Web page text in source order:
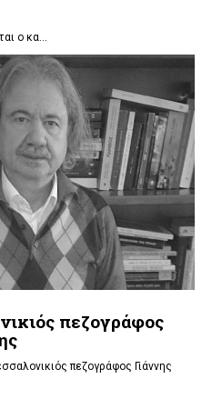
ο κα...
πεζογράφος
πεζογράφος Γιάννης